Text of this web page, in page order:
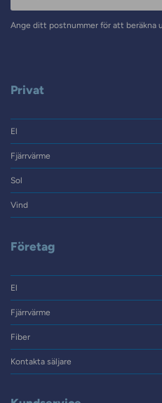
Ange ditt postnummer för att beräkna
Privat
El
Fjärrvärme
Sol
Vind
Företag
El
Fjärrvärme
Fiber
Kontakta säljare